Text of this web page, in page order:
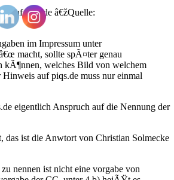
auf piqs.de â€žQuelle:
im Impressum unter
macht, sollte spÃ¤ter genau
kÃ¶nnen, welches Bild von welchem
auf piqs.de muss nur einmal
eigentlich Anspruch auf die Nennung der
das ist die Anwtort von Christian Solmecke
nennen ist nicht eine vorgabe von